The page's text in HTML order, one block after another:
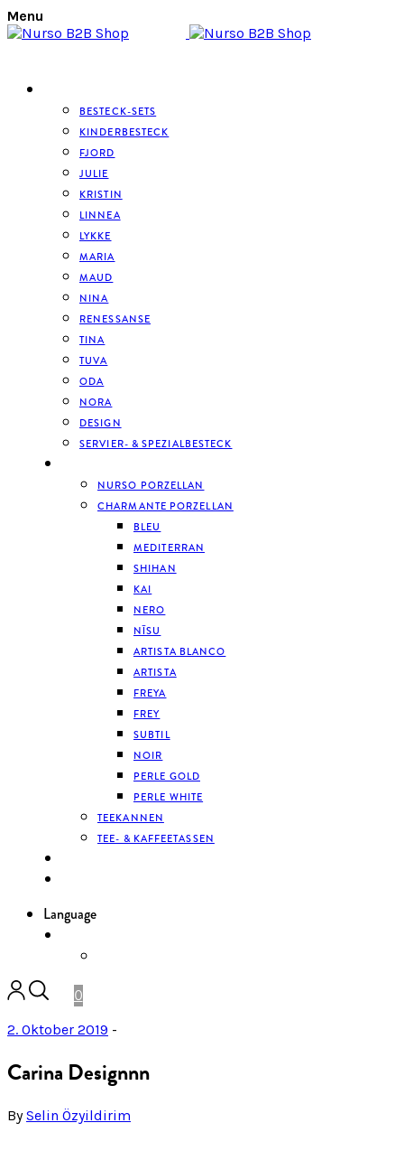
Menu
BESTECK-SETS
KINDERBESTECK
FJORD
JULIE
KRISTIN
LINNEA
LYKKE
MARIA
MAUD
NINA
RENESSANSE
TINA
TUVA
ODA
NORA
DESIGN
SERVIER- & SPEZIALBESTECK
NURSO PORZELLAN
CHARMANTE PORZELLAN
BLEU
MEDITERRAN
SHIHAN
KAI
NERO
NĪSU
ARTISTA BLANCO
ARTISTA
FREYA
FREY
SUBTIL
NOIR
PERLE GOLD
PERLE WHITE
TEEKANNEN
TEE- & KAFFEETASSEN
Language
0
2. Oktober 2019 -
Carina Designnn
BySelin Özyildirim